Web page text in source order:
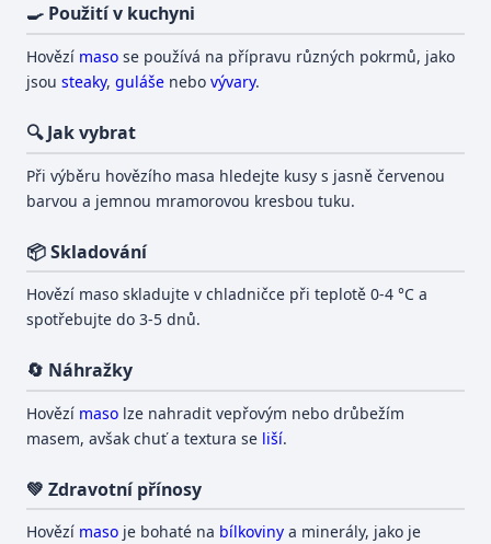
🍳 Použití v kuchyni
Hovězí maso se používá na přípravu různých pokrmů, jako
jsousteaky,guláše nebovývary.
🔍 Jak vybrat
Při výběru hovězího masa hledejte kusy s jasně červenou
barvou a jemnou mramorovou kresbou tuku.
📦 Skladování
Hovězí maso skladujte v chladničce při teplotě 0-4 °C a
spotřebujte do 3-5 dnů.
🔄 Náhražky
Hovězí maso lze nahradit vepřovým nebo drůbežím
masem, avšak chuť a textura se liší.
💚 Zdravotní přínosy
Hovězí maso je bohaté na bílkoviny a minerály, jako je